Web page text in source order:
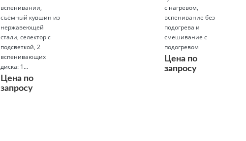
вспенивании,
съёмный кувшин из
нержавеющей
стали, селектор с
подсветкой, 2
вспенивающих
диска: 1...
Цена по
запросу
с нагревом,
вспенивание без
подогрева и
смешивание с
подогревом
Цена по
запросу